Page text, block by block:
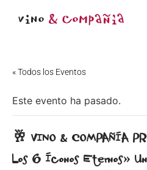
« Todos los Eventos
Este evento ha pasado.
🥂 VINO & COMPAÑÍA
Los 6 Íconos Eternos»